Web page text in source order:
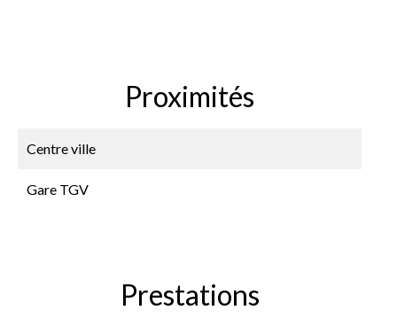
Proximités
Centre ville
Gare TGV
Prestations